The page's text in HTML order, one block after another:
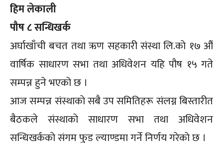
हिम लेकाली
पौष ८ सन्धिखर्क
अर्घाखाँची बचत तथा ऋण सहकारी संस्था लि.काे १७ औं
वार्षिक साधारण सभा तथा अधिवेशन यहि पौष १५ गते
सम्पन्न हुने भएको छ ।
आज सम्पन्न संस्थाकाे सबै उप समितिहरू संलग्न बिस्तारीत
बैठकले संस्थाकाे साधारण सभा तथा अधिवेशन
सन्धिखर्ककाे संगम फुड ल्याण्डमा गर्ने निर्णय गरेकाे छ ।